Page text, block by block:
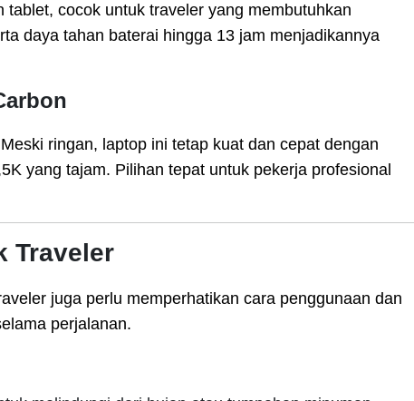
cocok untuk traveler yang membutuhkan
daya tahan baterai hingga 13 jam menjadikannya
ringan, laptop ini tetap kuat dan cepat dengan
yang tajam. Pilihan tepat untuk pekerja profesional
Traveler
juga perlu memperhatikan cara penggunaan dan
perjalanan.